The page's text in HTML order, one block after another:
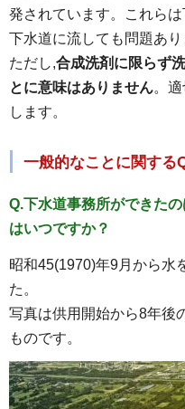
発されています。これら
下水道に流しても問題あり
ただし,合成洗剤に限らず
とに意味はありません。
します。
一般的なことに関する
Q.下水道事務所ができた
はいつですか？
昭和45(1970)年9月から水
た。
写真は供用開始から8年後
ものです。